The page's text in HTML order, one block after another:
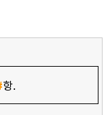
항.